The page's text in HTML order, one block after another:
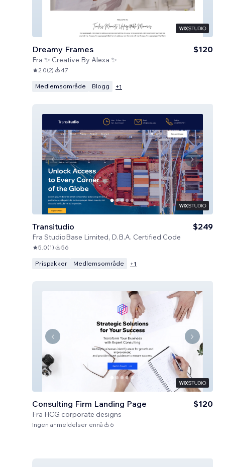
Dreamy Frames
Fra ✨ Creative By Alexa ✨
$120
2.0(2) 47
Medlemsområde Blogg +1
Transitudio
Fra StudioBase Limited, D.B.A. Certified Code
$249
5.0(1) 56
Prispakker Medlemsområde +1
Consulting Firm Landing Page
Fra HCG corporate designs
$120
Ingen anmeldelser ennå 6